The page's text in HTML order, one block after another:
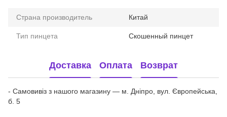
Страна производитель Китай
Тип пинцета Скошенный пинцет
Доставка Оплата Возврат
- Самовивіз з нашого магазину — м. Дніпро, вул. Європейська,
б. 5